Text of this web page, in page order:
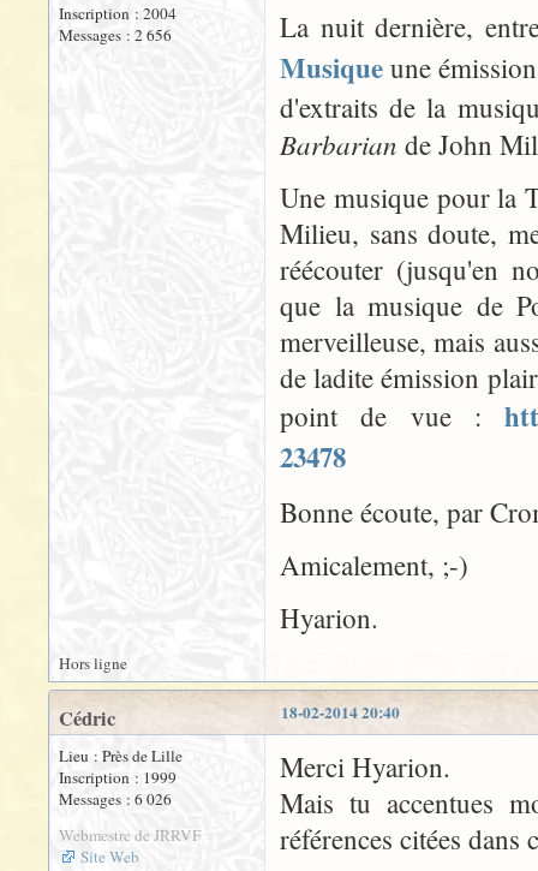
Inscription : 2004
Messages : 2 656
La nuit dernière,
Musique une
d'extraits de la
Barbarian de John
Une musique pour la
Milieu, sans doute,
réécouter (jusqu'en
que la musique de
merveilleuse, mais
de ladite émission
point de vue :
23478
Bonne écoute, par
Amicalement, ;-)
Hyarion.
Hors ligne
18-02-2014 20:40
Cédric
Lieu : Près de Lille
Inscription : 1999
Messages : 6 026
Webmestre de JRRVF
Site Web
Merci Hyarion.
Mais tu accentues
références citées dans